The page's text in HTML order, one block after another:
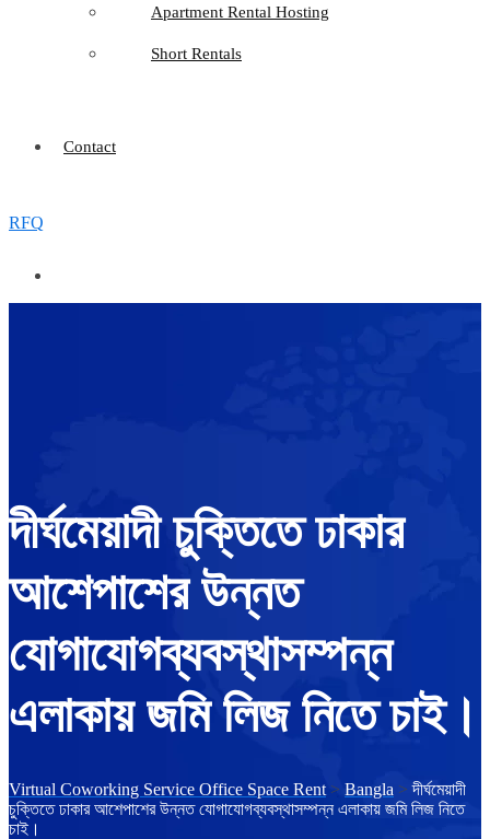
Apartment Rental Hosting
Short Rentals
Contact
RFQ
দীর্ঘমেয়াদী চুক্তিতে ঢাকার
আশেপাশের উন্নত
যোগাযোগব্যবস্থাসম্পন্ন
এলাকায় জমি লিজ নিতে চাই।
Virtual Coworking Service Office Space Rent > Bangla >দীর্ঘমেয়াদী
চুক্তিতে ঢাকার আশেপাশের উন্নত যোগাযোগব্যবস্থাসম্পন্ন এলাকায় জমি লিজ নিতে
চাই।